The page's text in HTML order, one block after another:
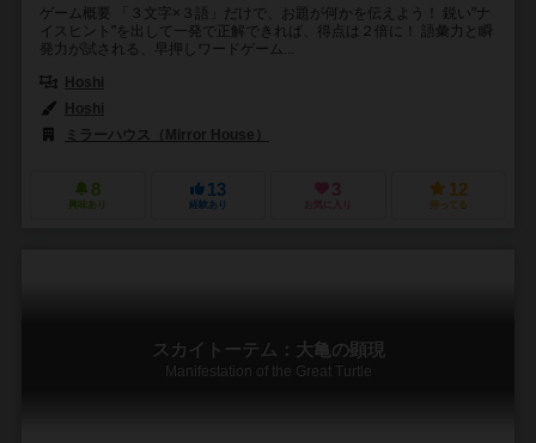
ゲーム概要 「３文字×３語」だけで、お題が何かを伝えよう！ 鋭い"ナ
イスヒント"を出して一発で正解できれば、得点は２倍に！ 語彙力と瞬
発力が試される、早押しワードゲーム...
Hoshi
Hoshi
ミラーハウス（Mirror House）
8
興味あり
13
経験あり
3
お気に入り
12
持ってる
スカイトーテム：大亀の顕現
Manifestation of the Great Turtle